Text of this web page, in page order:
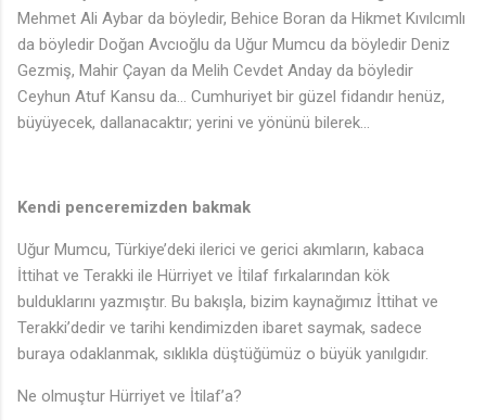
Mehmet Ali Aybar da böyledir, Behice Boran da Hikmet Kıvılcımlı
da böyledir Doğan Avcıoğlu da Uğur Mumcu da böyledir Deniz
Gezmiş, Mahir Çayan da Melih Cevdet Anday da böyledir
Ceyhun Atuf Kansu da… Cumhuriyet bir güzel fidandır henüz,
büyüyecek, dallanacaktır; yerini ve yönünü bilerek…
Kendi penceremizden bakmak
Uğur Mumcu, Türkiye’deki ilerici ve gerici akımların, kabaca
İttihat ve Terakki ile Hürriyet ve İtilaf fırkalarından kök
bulduklarını yazmıştır. Bu bakışla, bizim kaynağımız İttihat ve
Terakki’dedir ve tarihi kendimizden ibaret saymak, sadece
buraya odaklanmak, sıklıkla düştüğümüz o büyük yanılgıdır.
Ne olmuştur Hürriyet ve İtilaf’a?